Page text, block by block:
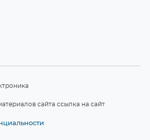
сайта ссылка на сайт